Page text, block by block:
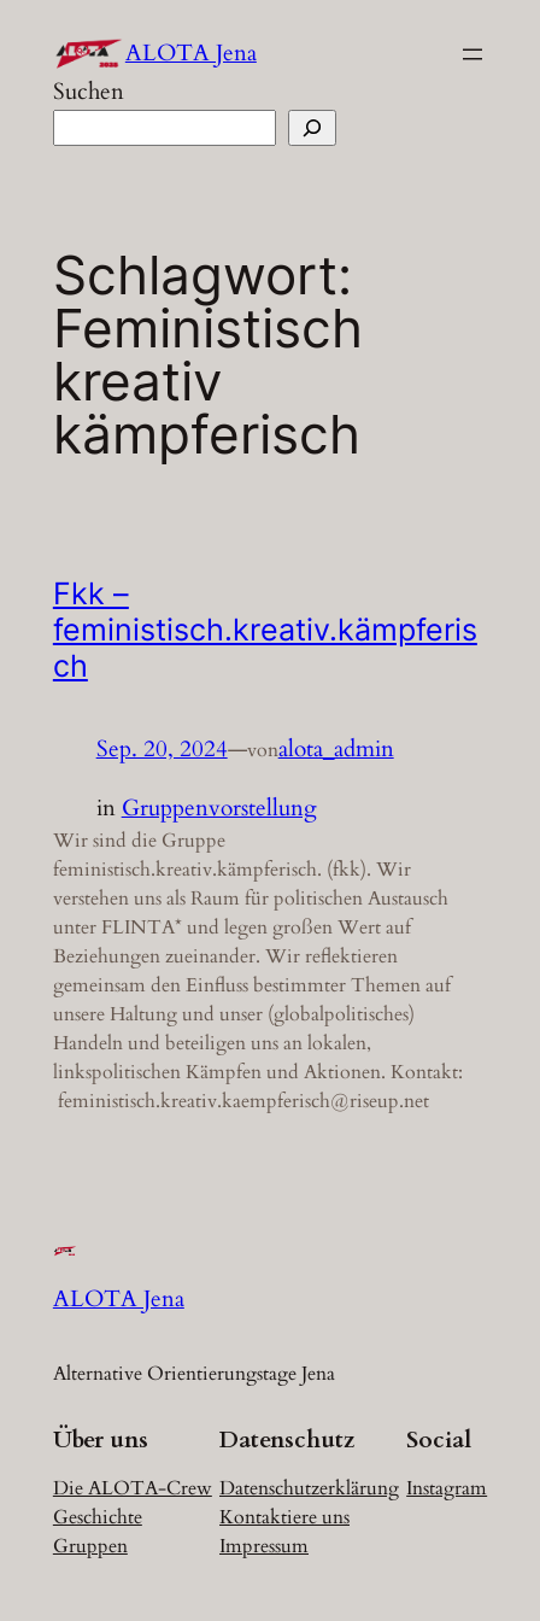
Inhalt
springen
ALOTA Jena
Suchen
Schlagwort:
Feministisch
kreativ
kämpferisch
Fkk –
feministisch.kreativ.kämpferis
ch
Sep. 20, 2024—vonalota_admin
in Gruppenvorstellung
Wir sind die Gruppe
feministisch.kreativ.kämpferisch. (fkk). Wir
verstehen uns als Raum für politischen Austausch
unter FLINTA* und legen großen Wert auf
Beziehungen zueinander. Wir reflektieren
gemeinsam den Einfluss bestimmter Themen auf
unsere Haltung und unser (globalpolitisches)
Handeln und beteiligen uns an lokalen,
linkspolitischen Kämpfen und Aktionen. Kontakt:
feministisch.kreativ.kaempferisch@riseup.net
ALOTA Jena
Alternative Orientierungstage Jena
Über uns
Die ALOTA-Crew
Geschichte
Gruppen
Datenschutz
Datenschutzerklärung
Kontaktiere uns
Impressum
Social
Instagram